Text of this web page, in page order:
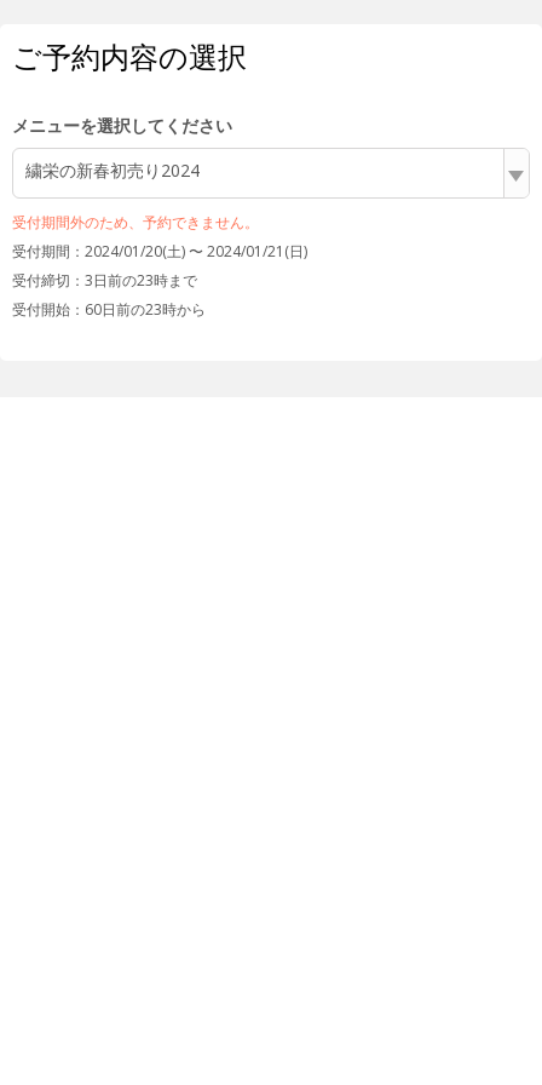
ご予約内容の選択
メニューを選択してください
繍栄の新春初売り2024
受付期間外のため、予約できません。
受付期間：2024/01/20(土) 〜 2024/01/21(日)
受付締切： 3日前の23時まで
受付開始： 60日前の23時から